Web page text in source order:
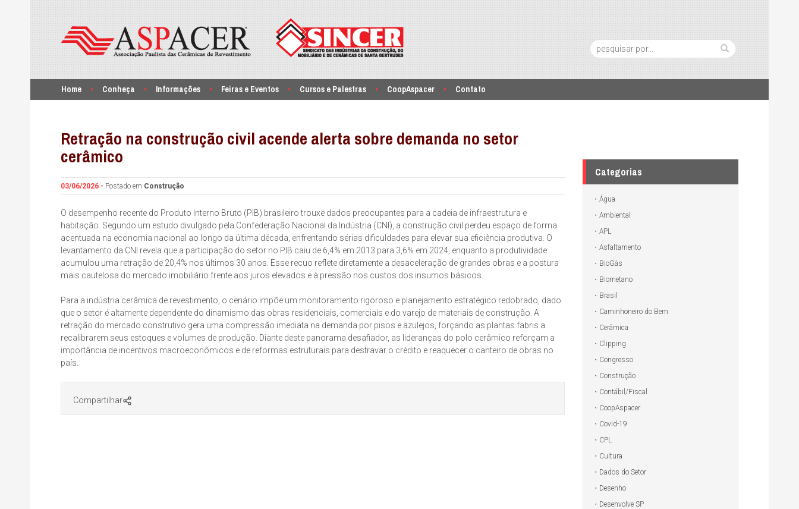
Home Conheça Informações Feiras e Eventos Cursos e Palestras CoopAspacer Contato
Pesquisa:
Retração na construção civil acende alerta sobre demanda no setor
cerâmico
03/06/2026 - Postado em Construção
O desempenho recente do Produto Interno Bruto (PIB) brasileiro trouxe dados preocupantes para a cadeia de infraestrutura e
habitação. Segundo um estudo divulgado pela Confederação Nacional da Indústria (CNI), a construção civil perdeu espaço de forma
acentuada na economia nacional ao longo da última década, enfrentando sérias dificuldades para elevar sua eficiência produtiva. O
levantamento da CNI revela que a participação do setor no PIB caiu de 6,4% em 2013 para 3,6% em 2024, enquanto a produtividade
acumulou uma retração de 20,4% nos últimos 30 anos. Esse recuo reflete diretamente a desaceleração de grandes obras e a postura
mais cautelosa do mercado imobiliário frente aos juros elevados e à pressão nos custos dos insumos básicos.
Para a indústria cerâmica de revestimento, o cenário impõe um monitoramento rigoroso e planejamento estratégico redobrado, dado
que o setor é altamente dependente do dinamismo das obras residenciais, comerciais e do varejo de materiais de construção. A
retração do mercado construtivo gera uma compressão imediata na demanda por pisos e azulejos, forçando as plantas fabris a
recalibrarem seus estoques e volumes de produção. Diante deste panorama desafiador, as lideranças do polo cerâmico reforçam a
importância de incentivos macroeconômicos e de reformas estruturais para destravar o crédito e reaquecer o canteiro de obras no
país.
Compartilhar
Categorias
Água
Ambiental
APL
Asfaltamento
BioGás
Biometano
Brasil
Caminhoneiro do Bem
Cerâmica
Clipping
Congresso
Construção
Contábil/Fiscal
CoopAspacer
Covid-19
CPL
Cultura
Dados do Setor
Desenho
Desenvolve SP